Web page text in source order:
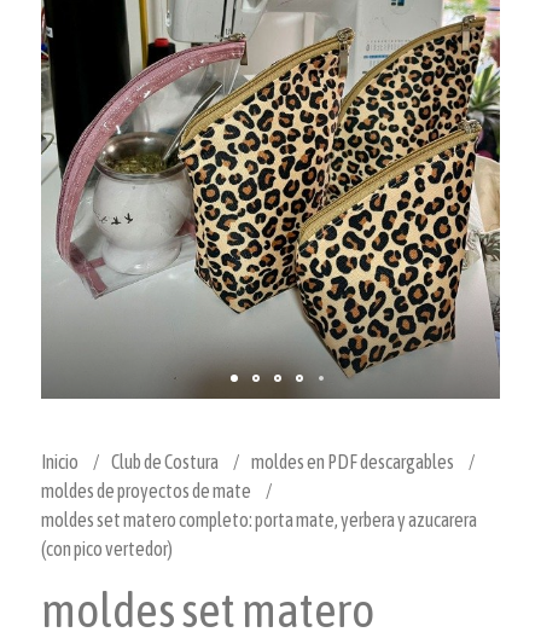
Inicio Club de Costura
moldes en PDF descargables
moldes de proyectos de mate
moldes set matero completo: porta mate, yerbera y azucarera
(con pico vertedor)
moldes set matero